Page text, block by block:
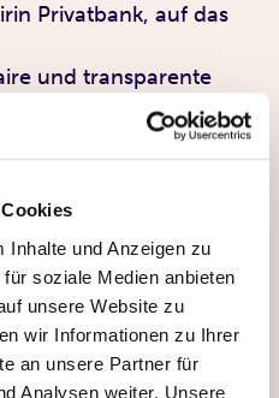
Inhalte und Anzeigen zu
soziale Medien anbieten
unsere Website zu
wir Informationen zu Ihrer
an unsere Partner für
Analysen weiter. Unsere
Privatbank, auf das
und transparente